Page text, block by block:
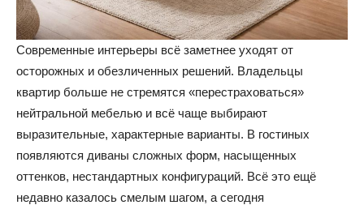
Современные интерьеры всё заметнее уходят от
осторожных и обезличенных решений. Владельцы
квартир больше не стремятся «перестраховаться»
нейтральной мебелью и всё чаще выбирают
выразительные, характерные варианты. В гостиных
появляются диваны сложных форм, насыщенных
оттенков, нестандартных конфигураций. Всё это ещё
недавно казалось смелым шагом, а сегодня